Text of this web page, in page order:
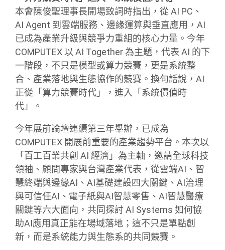
本會陳俊聖理事長開場致詞時指出，從 AI PC、
AI Agent 到雲端服務、邊緣運算與垂直應用，AI
已成為產業升級與競爭力重組的核心力量。今年
COMPUTEX 以 AI Together 為主題，代表 AI 的下
一階段，不只是模型或算力競賽，更是系統整
合、產業落地與生態協作的競賽。換句話說，AI
正從「算力競賽時代」，進入「系統價值時
代」。
今年展前論壇連續第三年舉辦，已成為
COMPUTEX 開展前重要的產業趨勢平台。本次以
「百工百業共創 AI 經濟」為主軸，邀請全球科技
領袖、顧問專家與台灣產業代表，從雲端AI、智
慧終端與邊緣AI、AI基礎建設四大關鍵、AI治理
與可信任AI、電子紙與AI智慧零售、AI智慧醫療
關鍵等六大面向，共同探討 AI Systems 如何協
助AI應用真正能在場域落地；這不只是單點創
新，而是系統能力與生態系的共同競賽。